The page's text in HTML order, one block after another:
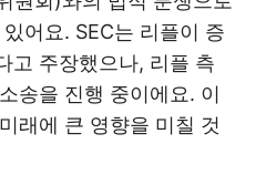
어요. SEC는 리플이 증
고 주장했으나, 리플 측
송을 진행 중이에요. 이
래에 큰 영향을 미칠 것